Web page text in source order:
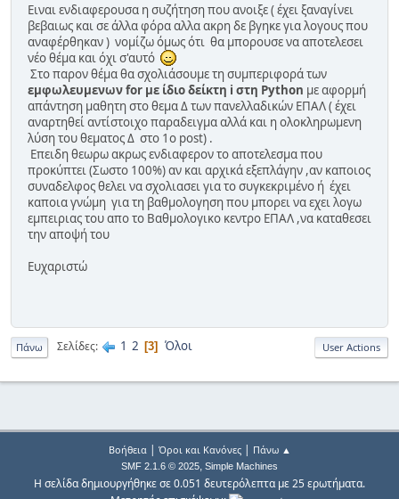
Ειναι ενδιαφερουσα η συζήτηση που ανοιξε ( έχει ξαναγίνει
βεβαιως και σε άλλα φόρα αλλα ακρη δε βγηκε για λογους που
αναφέρθηκαν ) νομίζω όμως ότι θα μπορουσε να αποτελεσει
νέο θέμα και όχι σ'αυτό
Στο παρον θέμα θα σχολιάσουμε τη συμπεριφορά των
εμφωλευμενων for με ίδιο δείκτη i στη Python με αφορμή
απάντηση μαθητη στο θεμα Δ των πανελλαδικών ΕΠΑΛ ( έχει
αναρτηθεί αντίστοιχο παραδειγμα αλλά και η ολοκληρωμενη
λύση του θεματος Δ στο 1ο post) .
Επειδη θεωρω ακρως ενδιαφερον το αποτελεσμα που
προκύπτει (Σωστο 100%) αν και αρχικά εξεπλάγην ,αν καποιος
συναδελφος θελει να σχολιασει για το συγκεκριμένο ή έχει
καποια γνώμη για τη βαθμολογηση που μπορει να εχει λογω
εμπειριας του απο το Βαθμολογικο κεντρο ΕΠΑΛ ,να καταθεσει
την αποψή του
Ευχαριστώ
Πάνω Σελίδες 1 2 3 Όλοι User Actions
Βοήθεια| Όροι και Κανόνες| Πάνω ▲
SMF 2.1.6 © 2025, Simple Machines
Η σελίδα δημιουργήθηκε σε 0.051 δευτερόλεπτα με 25 ερωτήματα.